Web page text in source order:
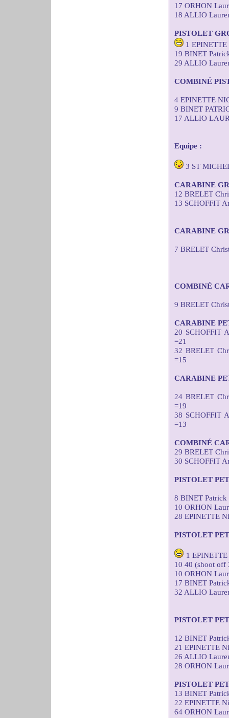
17 ORHON
18 ALLIO
PISTOLET
1
19 BINET
29 ALLIO
COMBINÉ
4 EPINETTE
9 BINET
17 ALLIO
Equipe :
3 ST
CARABINE
12 BRELET
13 SCHOFFIT
CARABINE
7 BRELET
COMBINÉ
9 BRELET
CARABINE
20 SCHOFFIT
=21
32 BRELET
=15
CARABINE
24 BRELET
=19
38 SCHOFFIT
=13
COMBINÉ
29 BRELET
30 SCHOFFIT
PISTOLET
8 BINET Patrick
10 ORHON
28 EPINETTE
PISTOLET
1
10 40 (shoot off
10 ORHON
17 BINET
32 ALLIO
PISTOLET
12 BINET
21 EPINETTE
26 ALLIO
28 ORHON
PISTOLET
13 BINET
22 EPINETTE
64 ORHON